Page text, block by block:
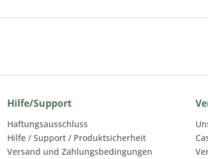
Hilfe/Support
Haftungsausschluss
Hilfe / Support / Produktsicherheit
Versand und Zahlungsbedingungen